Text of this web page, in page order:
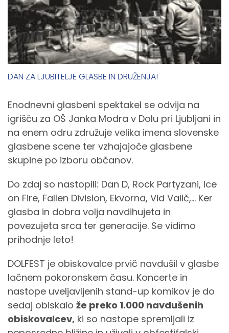
DAN ZA LJUBITELJE GLASBE IN DRUŽENJA!
Enodnevni glasbeni spektakel se odvija na
igrišču za OŠ Janka Modra v Dolu pri Ljubljani in
na enem odru združuje velika imena slovenske
glasbene scene ter vzhajajoče glasbene
skupine po izboru občanov.
Do zdaj so nastopili: Dan D, Rock Partyzani, Ice
on Fire, Fallen Division, Ekvorna, Vid Valič,... Ker
glasba in dobra volja navdihujeta in
povezujeta srca ter generacije. Se vidimo
prihodnje leto!
DOLFEST je obiskovalce prvič navdušil v glasbe
lačnem pokoronskem času. Koncerte in
nastope uveljavljenih stand-up komikov je do
sedaj obiskalo že preko 1.000 navdušenih
obiskovalcev, ki so nastope spremljali iz